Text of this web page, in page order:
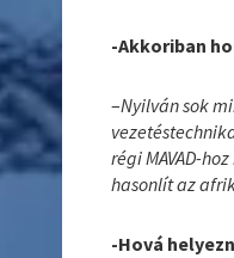
-Akkoriban
–Nyilván sok
régi MAVAD-
hasonlít az
-Hová